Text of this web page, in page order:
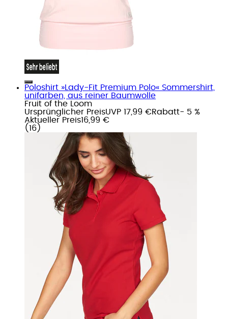
Poloshirt »Lady-Fit Premium Polo« Sommershirt,
unifarben, aus reiner Baumwolle
Fruit of the Loom
Ursprünglicher PreisUVP 17,99 €Rabatt- 5 %
Aktueller Preis16,99 €
( 16 )